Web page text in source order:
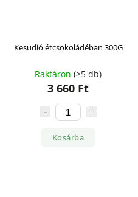
Kesudió étcsokoládéban 300G
Raktáron (>5 db)
3 660 Ft
Kosárba